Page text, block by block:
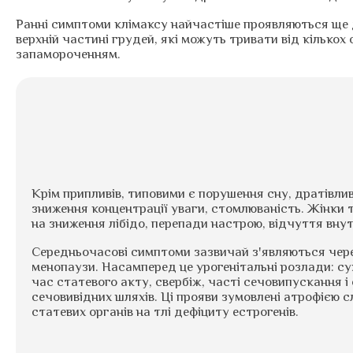
Ранні симптоми клімаксу найчастіше проявляються ще
верхній частині грудей, які можуть тривати від
запамороченням.
Крім припливів, типовими є порушення сну,
зниження концентрації уваги, стомлюваність.
на зниження лібідо, перепади настрою, відчуття
Середньочасові симптоми зазвичай з'являються
менопаузи. Насамперед це урогенітальні розлади:
час статевого акту, свербіж, часті сечовипускання і
сечовивідних шляхів. Ці прояви зумовлені атрофією
статевих органів на тлі дефіциту естрогенів.